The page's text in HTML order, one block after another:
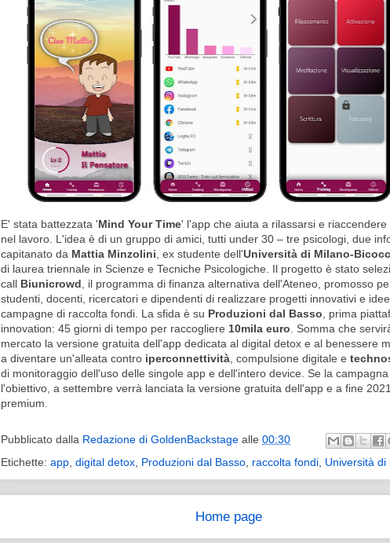
E' stata battezzata 'Mind Your Time' l'app che aiuta a rilassarsi e
nel lavoro. L'idea è di un gruppo di amici, tutti under 30 – tre psicologi, due
capitanato da Mattia Minzolini, ex studente dell'Università di Milano-
di laurea triennale in Scienze e Tecniche Psicologiche. Il progetto è stato
call Biunicrowd, il programma di finanza alternativa dell'Ateneo, promosso
studenti, docenti, ricercatori e dipendenti di realizzare progetti innovativi e
campagne di raccolta fondi. La sfida è su Produzioni dal Basso, prima
innovation: 45 giorni di tempo per raccogliere 10mila euro. Somma che
mercato la versione gratuita dell'app dedicata al digital detox e al benessere
a diventare un'alleata contro iperconnettività, compulsione digitale e
di monitoraggio dell'uso delle singole app e dell'intero device. Se la
l'obiettivo, a settembre verrà lanciata la versione gratuita dell'app e a fine
premium.
Pubblicato dalla Redazione di GoldenBackstage alle 00:30
Etichette: app, digital detox, Produzioni dal Basso, raccolta fondi, Università di
Home page